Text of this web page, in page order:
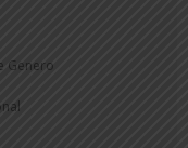
Genero